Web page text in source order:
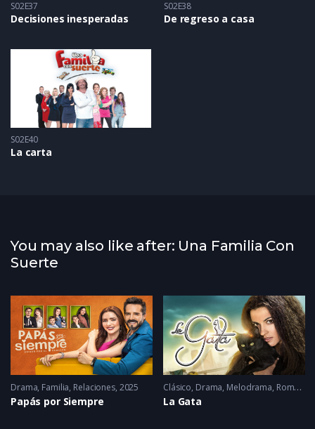
S02E37
Decisiones inesperadas
S02E38
De regreso a casa
S02E40
La carta
You may also like after: Una Familia Con
Suerte
2005 - 2005
Drama, Familia, Relaciones 2025
Papás por Siempre
Clásico, Drama, Melodrama, Romance
La Gata